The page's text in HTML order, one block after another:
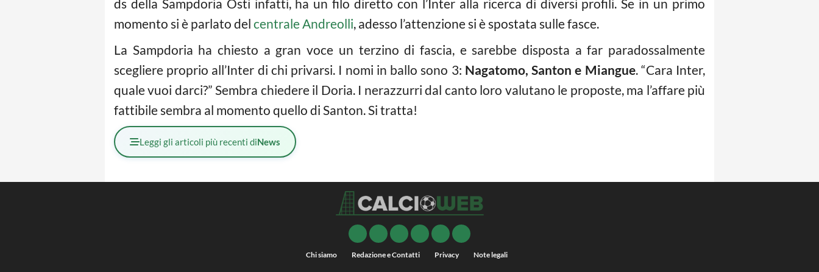
ds della Sampdoria Osti infatti, ha un filo diretto con l’Inter alla ricerca di diversi profili. Se in un primo
momento si è parlato del centrale Andreolli, adesso l’attenzione si è spostata sulle fasce.
La Sampdoria ha chiesto a gran voce un terzino di fascia, e sarebbe disposta a far paradossalmente
scegliere proprio all’Inter di chi privarsi. I nomi in ballo sono 3: Nagatomo, Santon e Miangue. “Cara Inter,
quale vuoi darci?” Sembra chiedere il Doria. I nerazzurri dal canto loro valutano le proposte, ma l’affare più
fattibile sembra al momento quello di Santon. Si tratta!
Leggi gli articoli più recenti diNews
Chi siamo Redazione e Contatti Privacy Note legali